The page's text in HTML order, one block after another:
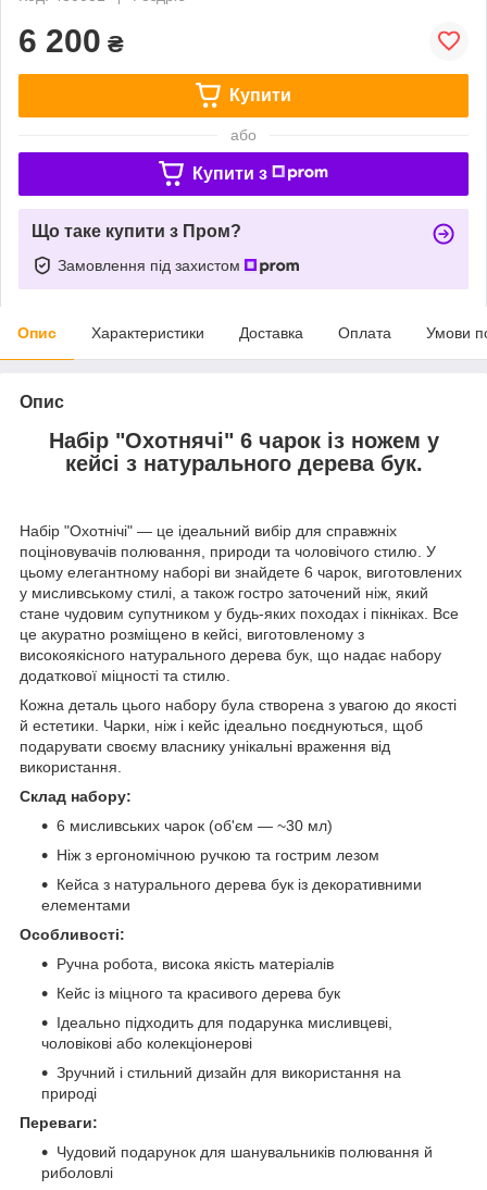
6 200 ₴
Купити
або
Купити з
Що таке купити з Пром?
Замовлення під захистом
Опис Характеристики Доставка Оплата Умови
Опис
Набір "Охотнячі" 6 чарок із ножем у
кейсі з натурального дерева бук.
Набір "Охотнічі" — це ідеальний вибір для справжніх
поціновувачів полювання, природи та чоловічого стилю. У
цьому елегантному наборі ви знайдете 6 чарок, виготовлених
у мисливському стилі, а також гостро заточений ніж, який
стане чудовим супутником у будь-яких походах і пікніках. Все
це акуратно розміщено в кейсі, виготовленому з
високоякісного натурального дерева бук, що надає набору
додаткової міцності та стилю.
Кожна деталь цього набору була створена з увагою до якості
й естетики. Чарки, ніж і кейс ідеально поєднуються, щоб
подарувати своєму власнику унікальні враження від
використання.
Склад набору:
6 мисливських чарок (об'єм — ~30 мл)
Ніж з ергономічною ручкою та гострим лезом
Кейса з натурального дерева бук із декоративними
елементами
Особливості:
Ручна робота, висока якість матеріалів
Кейс із міцного та красивого дерева бук
Ідеально підходить для подарунка мисливцеві,
чоловікові або колекціонерові
Зручний і стильний дизайн для використання на
природі
Переваги:
Чудовий подарунок для шанувальників полювання й
риболовлі